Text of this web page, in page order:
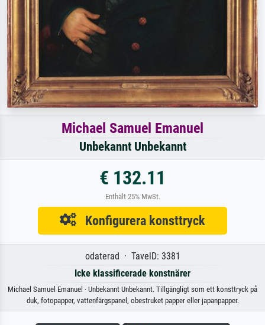
Michael Samuel Emanuel
Unbekannt Unbekannt
€ 132.11
Enthält 25% MwSt.
Konfigurera konsttryck
odaterad · TavelD: 3381
Icke klassificerade konstnärer
Michael Samuel Emanuel · Unbekannt Unbekannt. Tillgängligt som ett konsttryck på
duk, fotopapper, vattenfärgspanel, obestruket papper eller japanpapper.